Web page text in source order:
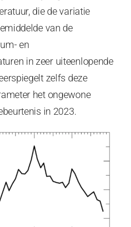
die de variatie
van de
en
in zeer uiteenlopende
zelfs deze
het ongewone
in 2023.